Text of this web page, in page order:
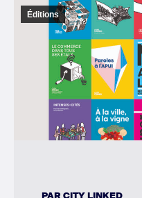
Éditions
PARCITY LINKED